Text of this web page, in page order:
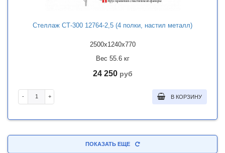
Стеллаж СТ-300 12764-2,5 (4 полки, настил металл)
2500x1240x770
Вес 55.6 кг
24 250 руб
- + В КОРЗИНУ
ПОКАЗАТЬ ЕЩЕ